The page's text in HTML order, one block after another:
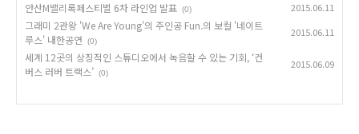
안산M밸리록페스티벌 6차 라인업 발표 (0) 2015.06.11
그래미 2관왕 'We Are Young'의 주인공 Fun.의 보컬 '네이트
루스' 내한공연
(0)
2015.06.11
세계 12곳의 상징적인 스튜디오에서 녹음할 수 있는 기회, ‘컨
버스 러버 트랙스’ (0)
2015.06.09